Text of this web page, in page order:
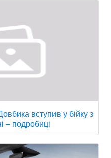
вступив у бійку з
– подробиці